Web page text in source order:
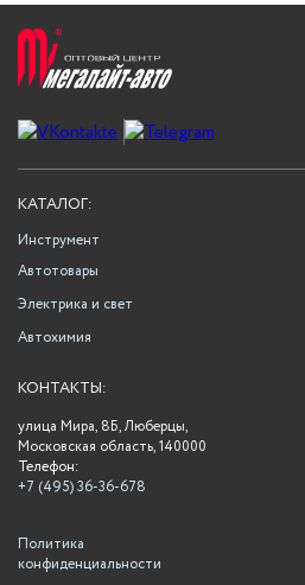
КАТАЛОГ:
Инструмент
Автотовары
Электрика и свет
Автохимия
КОНТАКТЫ:
улица Мира, 8Б, Люберцы,
Московская область, 140000
Телефон:
+7 (495) 36-36-678
Политика
конфиденциальности